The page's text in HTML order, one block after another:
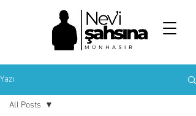
NEV'İ ŞAHSINA
MÜNHASIR
Yazı
All Posts